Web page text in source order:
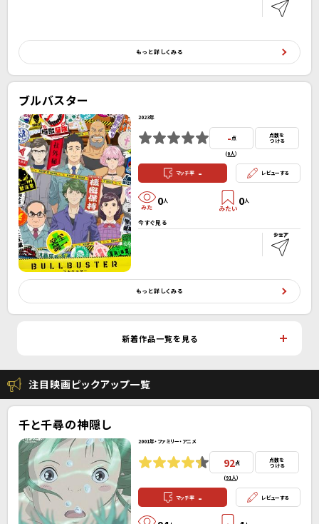
もっと詳しくみる
ブルバスター
2023年
-点
(0人）
点数を
つける
マッチ率 - レビューする
0人 0人
今すぐ見る
もっと詳しくみる
新着作品一覧を見る
注目映画ピックアップ一覧
千と千尋の神隠し
2001年・ファミリー・アニメ
92点
(91人）
点数を
つける
マッチ率 - レビューする